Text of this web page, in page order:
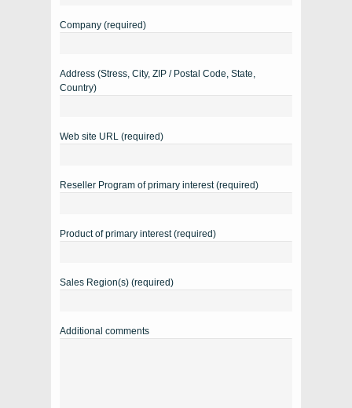
Company (required)
Address (Stress, City, ZIP / Postal Code, State,
Country)
Web site URL (required)
Reseller Program of primary interest (required)
Product of primary interest (required)
Sales Region(s) (required)
Additional comments